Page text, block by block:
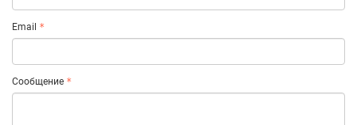
Email
Сообщение